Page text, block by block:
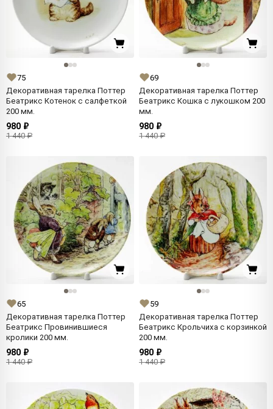
75
Декоративная тарелка Поттер
Беатрикс Котенок с салфеткой
200 мм.
980 ₽
1 440 ₽
69
Декоративная тарелка Поттер
Беатрикс Кошка с лукошком 200
мм.
980 ₽
1 440 ₽
65
Декоративная тарелка Поттер
Беатрикс Провинившиеся
кролики 200 мм.
980 ₽
1 440 ₽
59
Декоративная тарелка Поттер
Беатрикс Крольчиха с корзинкой
200 мм.
980 ₽
1 440 ₽